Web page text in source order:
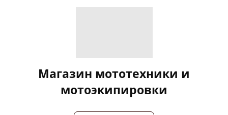
Магазин мототехники и
мотоэкипировки